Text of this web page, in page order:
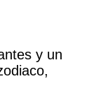
y un